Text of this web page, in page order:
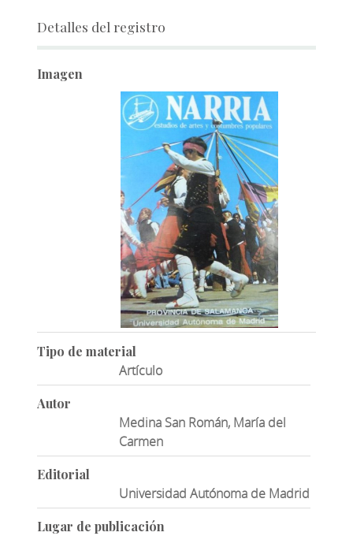
Detalles del registro
Imagen
Tipo de material
Artículo
Autor
Medina San Román, María del
Carmen
Editorial
Universidad Autónoma de Madrid
Lugar de publicación